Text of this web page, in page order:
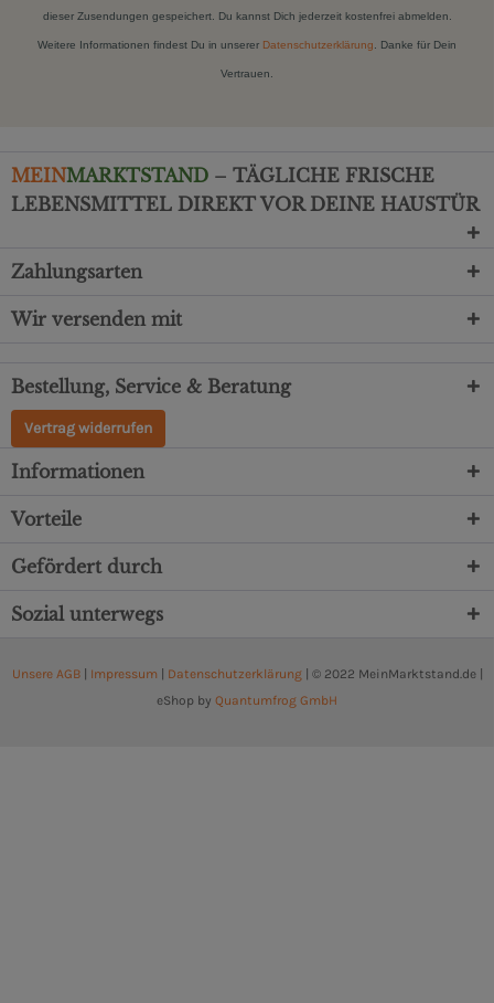
dieser Zusendungen gespeichert. Du kannst Dich jederzeit kostenfrei abmelden.
Weitere Informationen findest Du in unserer Datenschutzerklärung . Danke für Dein
Vertrauen.
MEINMARKTSTAND – TÄGLICHE FRISCHE
LEBENSMITTEL DIREKT VOR DEINE HAUSTÜR
Zahlungsarten
Wir versenden mit
Bestellung, Service & Beratung
Vertrag widerrufen
Informationen
Vorteile
Gefördert durch
Sozial unterwegs
Unsere AGB| Impressum Datenschutzerklärung| © 2022 MeinMarktstand.de |
eShop by Quantumfrog GmbH